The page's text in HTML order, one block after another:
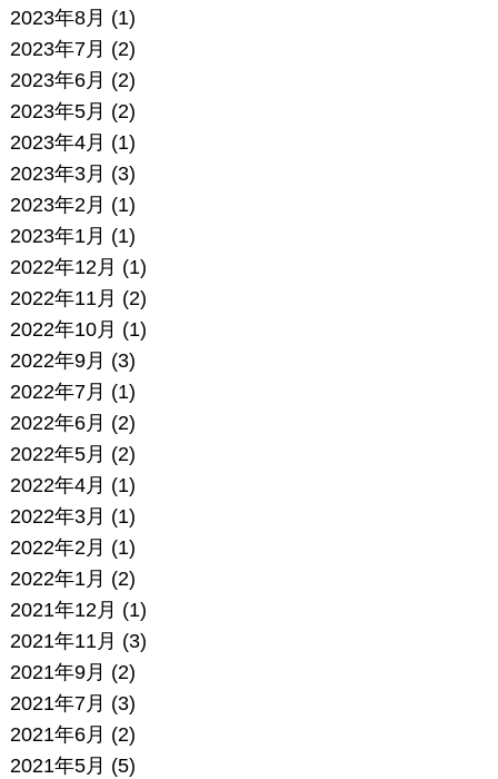
2023年8月 (1)
2023年7月 (2)
2023年6月 (2)
2023年5月 (2)
2023年4月 (1)
2023年3月 (3)
2023年2月 (1)
2023年1月 (1)
2022年12月 (1)
2022年11月 (2)
2022年10月 (1)
2022年9月 (3)
2022年7月 (1)
2022年6月 (2)
2022年5月 (2)
2022年4月 (1)
2022年3月 (1)
2022年2月 (1)
2022年1月 (2)
2021年12月 (1)
2021年11月 (3)
2021年9月 (2)
2021年7月 (3)
2021年6月 (2)
2021年5月 (5)